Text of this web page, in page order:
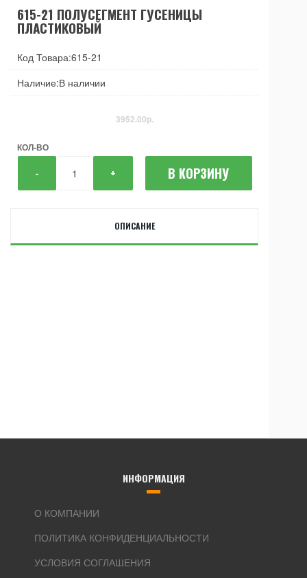
615-21 ПОЛУСЕГМЕНТ ГУСЕНИЦЫ
ПЛАСТИКОВЫЙ
Код Товара:615-21
Наличие:В наличии
3952.00р.
КОЛ-ВО
- + В КОРЗИНУ
ОПИСАНИЕ
ИНФОРМАЦИЯ
О КОМПАНИИ
ПОЛИТИКА КОНФИДЕНЦИАЛЬНОСТИ
УСЛОВИЯ СОГЛАШЕНИЯ